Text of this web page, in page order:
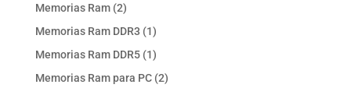
Memorias Ram 22
productos
Memorias Ram DDR3 11
producto
Memorias Ram DDR5 11
producto
Memorias Ram para PC 22